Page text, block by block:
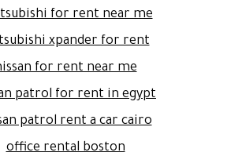
for rent near me\
xpander for rent
for rent near me
patrol for rent in egypt
patrol rent a car cairo
office rental boston